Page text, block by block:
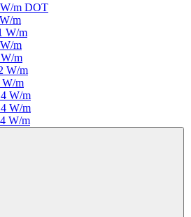
m DOT
m
W/m
m
m
W/m
W/m
W/m
W/m
W/m